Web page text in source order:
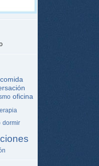
comida
oficina
dormir